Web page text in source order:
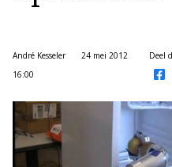
André Kesseler
24 mei 2012
16:00
Deel